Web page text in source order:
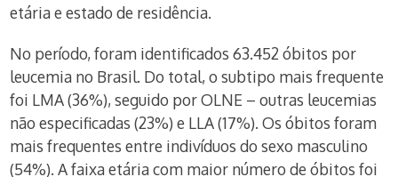
etária e estado de residência.
No período, foram identificados 63.452 óbitos por
leucemia no Brasil. Do total, o subtipo mais frequente
foi LMA (36%), seguido por OLNE – outras leucemias
não especificadas (23%) e LLA (17%). Os óbitos foram
mais frequentes entre indivíduos do sexo masculino
(54%). A faixa etária com maior número de óbitos foi